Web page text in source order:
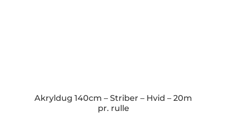
Akryldug 140cm – Striber – Hvid – 20m
pr. rulle